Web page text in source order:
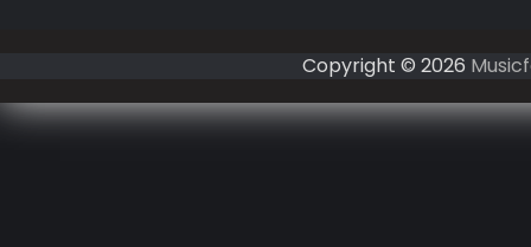
Copyright © 2026